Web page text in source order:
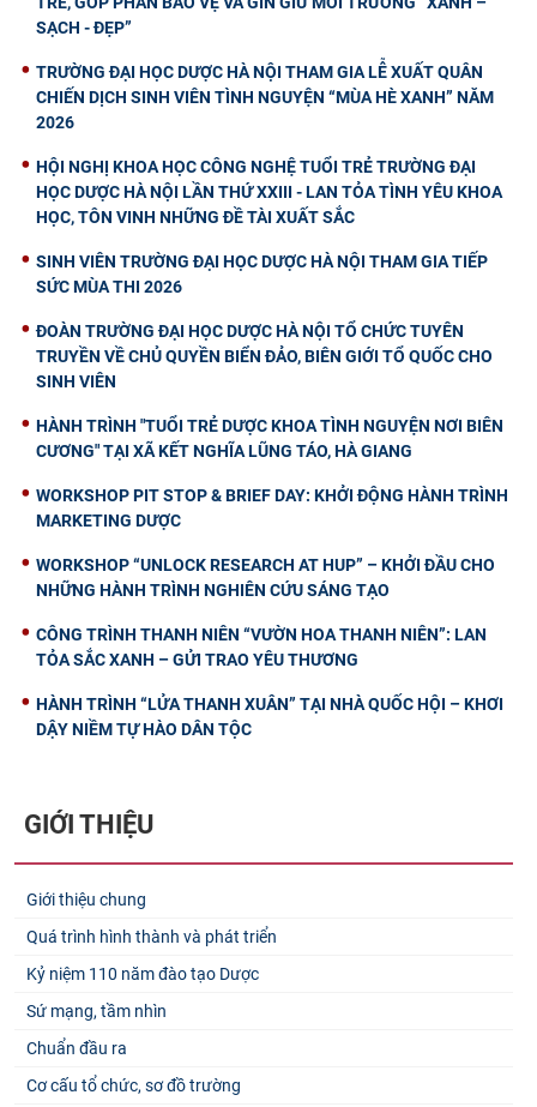
SẠCH - ĐẸP”
TRƯỜNG ĐẠI HỌC DƯỢC HÀ NỘI THAM GIA LỄ XUẤT QUÂN
CHIẾN DỊCH SINH VIÊN TÌNH NGUYỆN “MÙA HÈ XANH” NĂM
2026
HỘI NGHỊ KHOA HỌC CÔNG NGHỆ TUỔI TRẺ TRƯỜNG ĐẠI
HỌC DƯỢC HÀ NỘI LẦN THỨ XXIII - LAN TỎA TÌNH YÊU KHOA
HỌC, TÔN VINH NHỮNG ĐỀ TÀI XUẤT SẮC
SINH VIÊN TRƯỜNG ĐẠI HỌC DƯỢC HÀ NỘI THAM GIA TIẾP
SỨC MÙA THI 2026
ĐOÀN TRƯỜNG ĐẠI HỌC DƯỢC HÀ NỘI TỔ CHỨC TUYÊN
TRUYỀN VỀ CHỦ QUYỀN BIỂN ĐẢO, BIÊN GIỚI TỔ QUỐC CHO
SINH VIÊN
HÀNH TRÌNH "TUỔI TRẺ DƯỢC KHOA TÌNH NGUYỆN NƠI BIÊN
CƯƠNG" TẠI XÃ KẾT NGHĨA LŨNG TÁO, HÀ GIANG
WORKSHOP PIT STOP & BRIEF DAY: KHỞI ĐỘNG HÀNH TRÌNH
MARKETING DƯỢC
WORKSHOP “UNLOCK RESEARCH AT HUP” – KHỞI ĐẦU CHO
NHỮNG HÀNH TRÌNH NGHIÊN CỨU SÁNG TẠO
CÔNG TRÌNH THANH NIÊN “VƯỜN HOA THANH NIÊN”: LAN
TỎA SẮC XANH – GỬI TRAO YÊU THƯƠNG
HÀNH TRÌNH “LỬA THANH XUÂN” TẠI NHÀ QUỐC HỘI – KHƠI
DẬY NIỀM TỰ HÀO DÂN TỘC
GIỚI THIỆU
Giới thiệu chung
Quá trình hình thành và phát triển
Kỷ niệm 110 năm đào tạo Dược
Sứ mạng, tầm nhìn
Chuẩn đầu ra
Cơ cấu tổ chức, sơ đồ trường